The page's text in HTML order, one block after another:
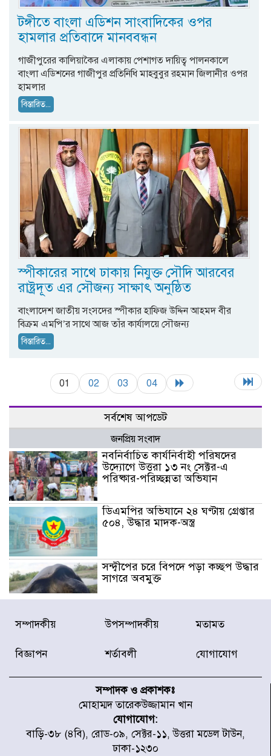
টঙ্গীতে বাংলা এডিশন সাংবাদিকের ওপর
হামলার প্রতিবাদে মানববন্ধন
গাজীপুরের কালিয়াকৈর এলাকায় পেশাগত দায়িত্ব পালনকালে
বাংলা এডিশনের গাজীপুর প্রতিনিধি মাহবুবুর রহমান জিলানীর ওপর
হামলার
বিস্তারিত...
স্পীকারের সাথে ঢাকায় নিযুক্ত সৌদি আরবের
রাষ্ট্রদূত এর সৌজন্য সাক্ষাৎ অনুষ্ঠিত
বাংলাদেশ জাতীয় সংসদের স্পীকার হাফিজ উদ্দিন আহমদ বীর
বিক্রম এমপি’র সাথে আজ তাঁর কার্যালয়ে সৌজন্য
বিস্তারিত...
01 02 03 04
সর্বশেষ আপডেট
জনপ্রিয় সংবাদ
নবনির্বাচিত কার্যনির্বাহী পরিষদের
উদ্যোগে উত্তরা ১৩ নং সেক্টর-এ
পরিষ্কার-পরিচ্ছন্নতা অভিযান
ডিএমপির অভিযানে ২৪ ঘণ্টায় গ্রেপ্তার
৫০৪, উদ্ধার মাদক-অস্ত্র
সন্দ্বীপের চরে বিপদে পড়া কচ্ছপ উদ্ধার
সাগরে অবমুক্ত
মাতারবাড়ী পৌঁছে নির্ধারিত কর্মসূচিতে
জাতীয় সাংবাদিক সংস্থার পিরোজপুর
জেলা কমিটি অনুমোদন
গণঅভ্যুত্থানের তথ্য বিশ্বমিডিয়ায় পৌঁছে
দিতেন আদীব, গুমের চেষ্টা ৩ বার
সম্পাদকীয় উপসম্পাদকীয় মতামত
বিজ্ঞাপন শর্তাবলী যোগাযোগ
সম্পাদক ও প্রকাশকঃ
মোহাম্মদ তারেকউজ্জামান খান
যোগাযোগ:
বাড়ি-৩৮ (৪বি), রোড-০৯, সেক্টর-১১, উত্তরা মডেল টাউন,
ঢাকা-১২৩০